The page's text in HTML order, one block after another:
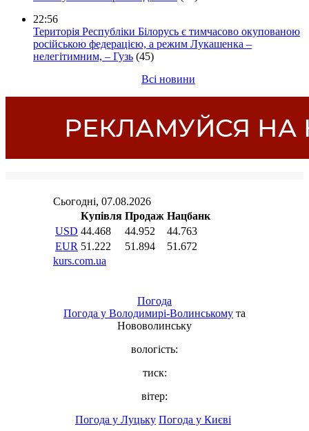
22:56
Територія Республіки Білорусь є тимчасово окупованою
російською федерацією, а режим Лукашенка –
нелегітимним, – Гузь (45)
Всі новини
Погода
Погода у Володимирі-Волинському та
Нововолинську
вологість:
тиск:
вітер:
Погода у Луцьку Погода у Києві